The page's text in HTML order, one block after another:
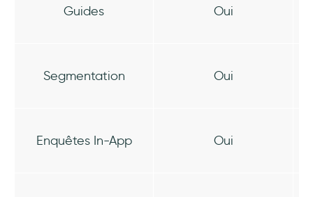
Guides Oui
Segmentation Oui
Enquêtes In-App Oui